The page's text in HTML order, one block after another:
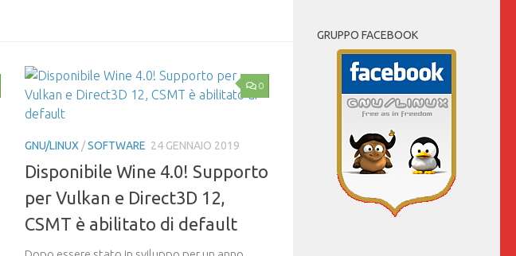
0
GNU/LINUX /SOFTWARE 24 GENNAIO 2019
Disponibile Wine 4.0! Supporto
per Vulkan e Direct3D 12,
CSMT è abilitato di default
GRUPPO FACEBOOK